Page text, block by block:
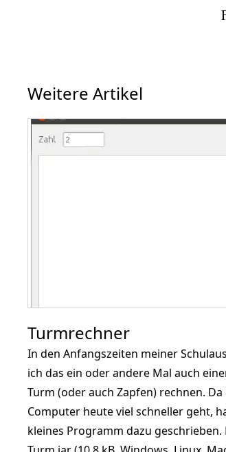
Weitere Artikel
Turmrechner
In den Anfangszeiten meiner
ich das ein oder andere Mal auch
Turm (oder auch Zapfen) rechnen.
Computer heute viel schneller geht,
kleines Programm dazu geschrieben.